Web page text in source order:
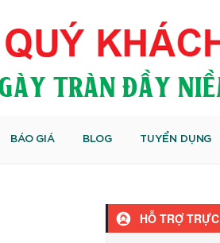
BÁO GIÁ BLOG TUYỂN DỤNG
HỖ TRỢ